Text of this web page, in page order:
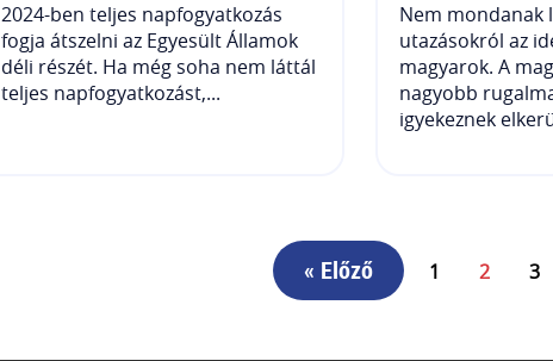
2024-ben teljes napfogyatkozás
fogja átszelni az Egyesült Államok
déli részét. Ha még soha nem láttál
teljes napfogyatkozást,...
Nem mondanak
utazásokról az
magyarok. A
nagyobb
igyekeznek
« Előző 1 2 3